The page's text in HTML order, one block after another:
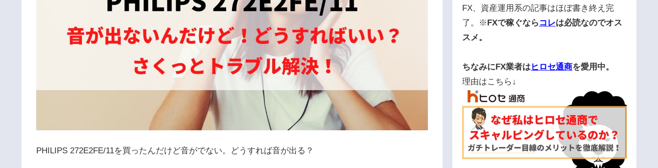
PHILIPS 272E2FE/11を買ったんだけど音がでない。どうすれば音が出る？
FX、資産運用系の記事はほぼ書き終え完
了。※ FXで稼ぐなら コレは必読なのでオス
スメ。
ちなみにFX業者はヒロセ通商を愛用中。
理由はこちら↓